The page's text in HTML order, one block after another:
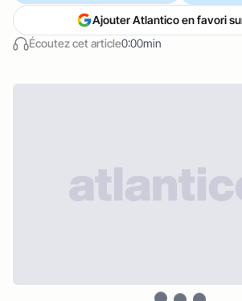
Écoutez cet article0:00min
Ajouter Atlantico en favori